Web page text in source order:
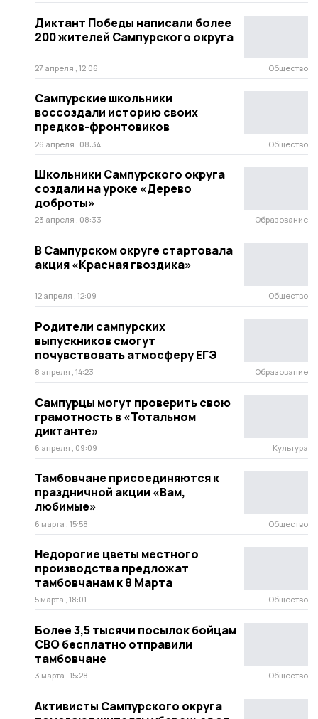
Диктант Победы написали более
200 жителей Сампурского округа
27 апреля , 12:06 Общество
Сампурские школьники
воссоздали историю своих
предков-фронтовиков
26 апреля , 08:34 Общество
Школьники Сампурского округа
создали на уроке «Дерево
доброты»
23 апреля , 08:33 Образование
В Сампурском округе стартовала
акция «Красная гвоздика»
12 апреля , 12:09 Общество
Родители сампурских
выпускников смогут
почувствовать атмосферу ЕГЭ
8 апреля , 14:23 Образование
Сампурцы могут проверить свою
грамотность в «Тотальном
диктанте»
6 апреля , 09:09 Культура
Тамбовчане присоединяются к
праздничной акции «Вам,
любимые»
6 марта , 15:58 Общество
Недорогие цветы местного
производства предложат
тамбовчанам к 8 Марта
5 марта , 18:01 Общество
Более 3,5 тысячи посылок бойцам
СВО бесплатно отправили
тамбовчане
3 марта , 15:28 Общество
Активисты Сампурского округа